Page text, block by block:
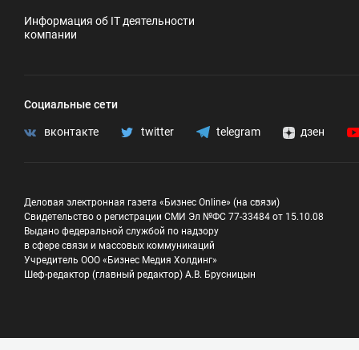
Информация об IT деятельности
компании
Социальные сети
вконтакте twitter telegram дзен
Деловая электронная газета «Бизнес Online» (на связи)
Свидетельство о регистрации СМИ Эл №ФС 77-33484 от 15.10.08
Выдано федеральной службой по надзору
в сфере связи и массовых коммуникаций
Учредитель ООО «Бизнес Медия Холдинг»
Шеф-редактор (главный редактор) А.В. Брусницын